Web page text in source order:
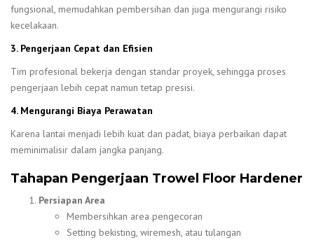
fungsional, memudahkan pembersihan dan juga mengurangi risiko
kecelakaan.
3. Pengerjaan Cepat dan Efisien
Tim profesional bekerja dengan standar proyek, sehingga proses
pengerjaan lebih cepat namun tetap presisi.
4. Mengurangi Biaya Perawatan
Karena lantai menjadi lebih kuat dan padat, biaya perbaikan dapat
meminimalisir dalam jangka panjang.
Tahapan Pengerjaan Trowel Floor Hardener
Persiapan Area
Membersihkan area pengecoran
Setting bekisting, wiremesh, atau tulangan